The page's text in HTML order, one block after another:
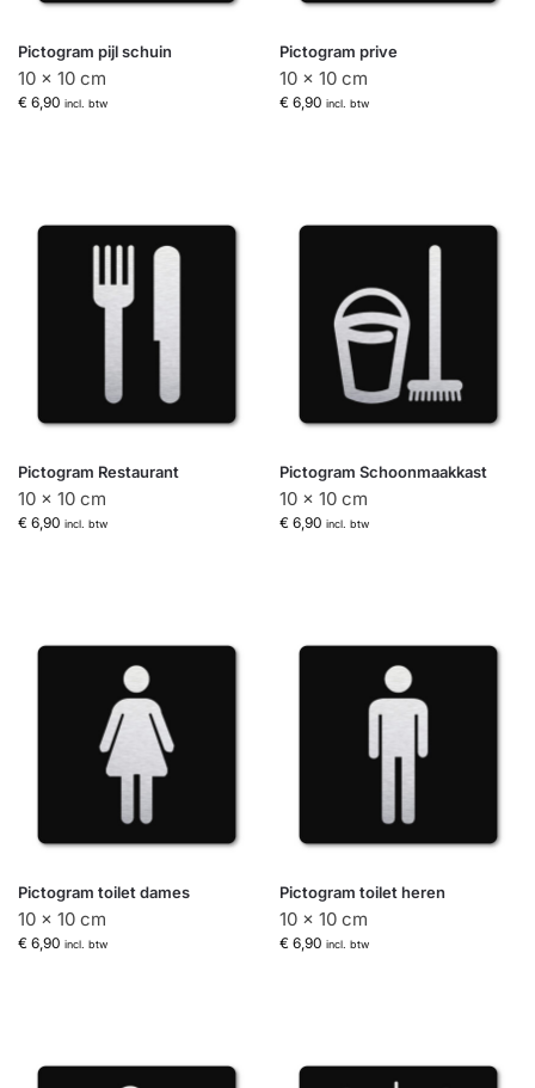
Pictogram pijl schuin
10 x 10 cm
€ 6,90 incl. btw
Pictogram prive
10 x 10 cm
€ 6,90 incl. btw
Pictogram Restaurant
10 x 10 cm
€ 6,90 incl. btw
Pictogram Schoonmaakkast
10 x 10 cm
€ 6,90 incl. btw
Pictogram toilet dames
10 x 10 cm
€ 6,90 incl. btw
Pictogram toilet heren
10 x 10 cm
€ 6,90 incl. btw